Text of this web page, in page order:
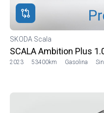
SKODA Scala
SCALA Ambition Plus
2023 53400km Gasolina